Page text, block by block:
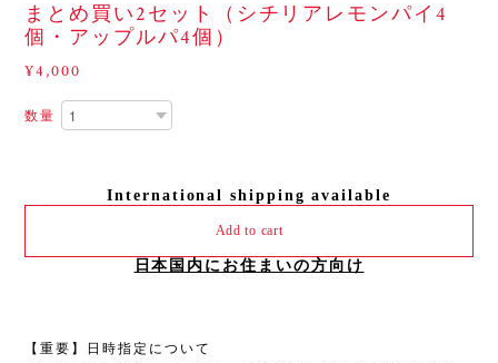
まとめ買い2セット（シチリアレモンパイ4
個・アップルパ4個）
¥4,000
数量
International shipping available
Add to cart
日本国内にお住まいの方向け
【重要】日時指定について